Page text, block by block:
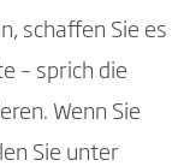
schaffen Sie es
– sprich die
Wenn Sie
Sie unter